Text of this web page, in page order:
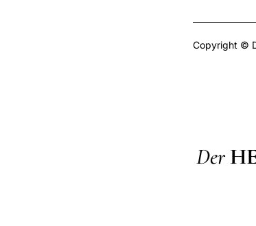
Copyright ©
Der